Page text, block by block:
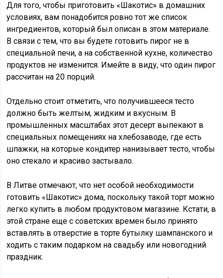
Для того, чтобы приготовить «Шакотис» в домашних
условиях, вам понадобится ровно тот же список
ингредиентов, который был описан в этом материале.
В связи с тем, что вы будете готовить пирог не в
специальной печи, а на собственной кухне, количество
продуктов не изменится. Имейте в виду, что один пирог
рассчитан на 20 порций.
Отдельно стоит отметить, что получившееся тесто
должно быть желтым, жидким и вкусным. В
промышленных масштабах этот десерт выпекают в
специальных помещениях на хлебозаводе, где есть
шпажки, на которые кондитер нанизывает тесто, чтобы
оно стекало и красиво застывало.
В Литве отмечают, что нет особой необходимости
готовить «Шакотис» дома, поскольку такой торт можно
легко купить в любом продуктовом магазине. Кстати, в
этой стране еще с советских времен было принято
вставлять в отверстие в торте бутылку шампанского и
ходить с таким подарком на свадьбу или новогодний
праздник.